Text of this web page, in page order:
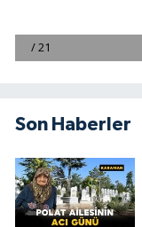
Son Haberler